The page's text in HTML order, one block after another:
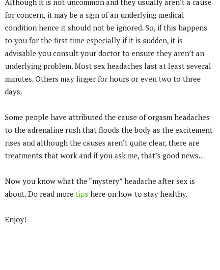
for concern, it may be a sign of an underlying medical
condition hence it should not be ignored. So, if this happens
to you for the first time especially if it is sudden, it is
advisable you consult your doctor to ensure they aren’t an
underlying problem. Most sex headaches last at least several
minutes. Others may linger for hours or even two to three
days.
Some people have attributed the cause of orgasm headaches
to the adrenaline rush that floods the body as the excitement
rises and although the causes aren’t quite clear, there are
treatments that work and if you ask me, that’s good news…
Now you know what the “mystery” headache after sex is
about. Do read more tips here on how to stay healthy.
Enjoy!